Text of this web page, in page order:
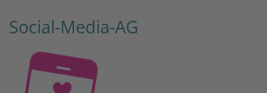
Social-Media-AG